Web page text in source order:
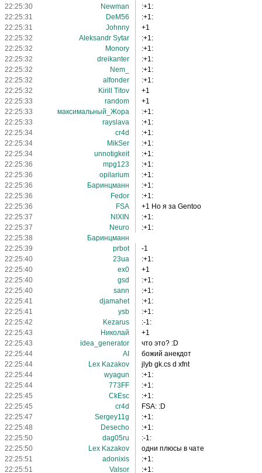
22:25:30 Newman
:+1:
22:25:31
DeM56
:+1:
22:25:31
Johnny
+1
22:25:32
Aleksandr Sytar
:+1:
22:25:32
Monory
:+1:
22:25:32
dreikanter
:+1:
22:25:32
Nem_
:+1:
22:25:32
alfonder
:+1:
22:25:32
Kirill Titov
+1
22:25:33
random
+1
22:25:33
максимальный_Жора
:+1:
22:25:33
rayslava
:+1:
22:25:34
cr4d
:+1:
22:25:34
MikSer
:+1:
22:25:34
unnotigkeit
:+1:
22:25:36
mpg123
:+1:
22:25:36
opilarium
:+1:
22:25:36
Баринцманн
:+1:
22:25:36
Fedor
:+1:
22:25:36
FSA
+1 Но я за Gentoo
22:25:37
NIXIN
:+1:
22:25:37
Neuro
:+1:
22:25:38
Баринцманн
22:25:39
prbot
-1
22:25:40
23ua
:+1:
22:25:40
ex0
+1
22:25:40
gsd
:+1:
22:25:40
sann
:+1:
22:25:41
djamahet
:+1:
22:25:41
ysb
:+1:
22:25:42
Kezarus
:-1:
22:25:43
Николай
+1
22:25:43
idea_generator
что это? :D
22:25:44
AI
божий анекдот
22:25:44
Lex Kazakov
jlyb gk.cs d xfnt
22:25:44
wyagun
:+1:
22:25:44
773FF
:+1:
22:25:45
CkEsc
:+1:
22:25:45
cr4d
FSA: :D
22:25:47
Sergey11g
:+1:
22:25:48
Desecho
:+1:
22:25:50
dag05ru
:-1:
22:25:50
Lex Kazakov
одни плюсы в чате
22:25:51
adonixis
:+1:
22:25:51
Valsor
:+1: